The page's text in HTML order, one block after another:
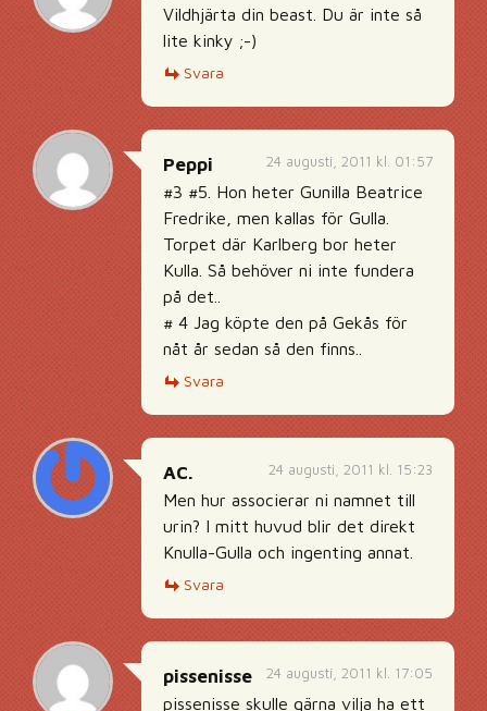
Vildhjärta din beast. Du är inte så
lite kinky ;-)
Svara
24 augusti, 2011 kl. 01:57
Peppi
#3 #5. Hon heter Gunilla Beatrice
Fredrike, men kallas för Gulla.
Torpet där Karlberg bor heter
Kulla. Så behöver ni inte fundera
på det..
# 4 Jag köpte den på Gekås för
nåt år sedan så den finns..
Svara
24 augusti, 2011 kl. 15:23
AC.
Men hur associerar ni namnet till
urin? I mitt huvud blir det direkt
Knulla-Gulla och ingenting annat.
Svara
24 augusti, 2011 kl. 17:05
pissenisse
pissenisse skulle gärna vilja ha ett